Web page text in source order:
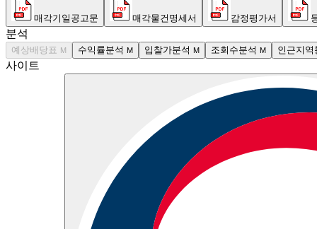
매각기일공고문 매각물건명세서 감정평가서
분석
예상배당표 M 수익률분석 M 입찰가분석 M 조회수분석 M 인근지
사이트